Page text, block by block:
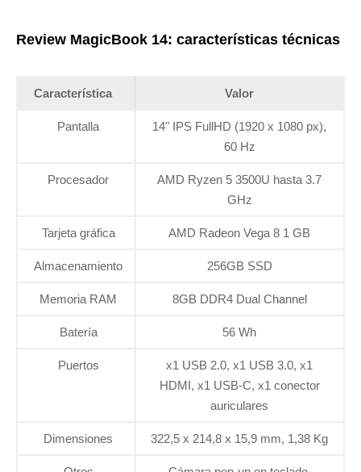
Review MagicBook 14: características técnicas
Característica Valor
Pantalla
14" IPS FullHD (1920 x 1080 px),
60 Hz
Procesador
AMD Ryzen 5 3500U hasta 3.7
GHz
Tarjeta gráfica AMD Radeon Vega 8 1 GB
Almacenamiento 256GB SSD
Memoria RAM 8GB DDR4 Dual Channel
Batería 56 Wh
Puertos
x1 USB 2.0, x1 USB 3.0, x1
HDMI, x1 USB-C, x1 conector
auriculares
Dimensiones 322,5 x 214,8 x 15,9 mm, 1,38 Kg